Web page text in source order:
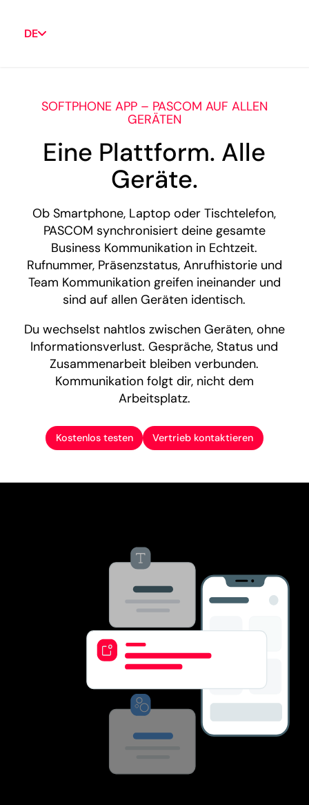
DE
SOFTPHONE APP – PASCOM AUF ALLEN
GERÄTEN
Eine Plattform. Alle
Geräte.
Ob Smartphone, Laptop oder Tischtelefon,
PASCOM synchronisiert deine gesamte
Business Kommunikation in Echtzeit.
Rufnummer, Präsenzstatus, Anrufhistorie und
Team Kommunikation greifen ineinander und
sind auf allen Geräten identisch.
Du wechselst nahtlos zwischen Geräten, ohne
Informationsverlust. Gespräche, Status und
Zusammenarbeit bleiben verbunden.
Kommunikation folgt dir, nicht dem
Arbeitsplatz.
Kostenlos testen Vertrieb kontaktieren